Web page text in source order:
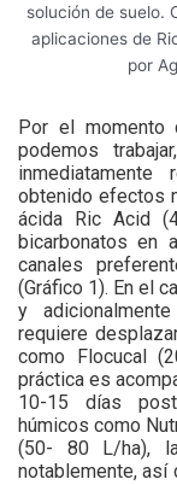
solución de suelo.
aplicaciones de
por
Por el momento
podemos
obtenido efectos
ácida Ric Acid
bicarbonatos en
canales
(Gráfico 1). En el
y
requiere
como Flocucal
práctica es
10-15 días
húmicos como
(50- 80 L/ha),
notablemente, así